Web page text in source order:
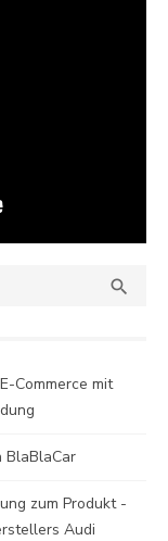

Commerce mit
BlaBlaCar
zum Produkt -
Audi